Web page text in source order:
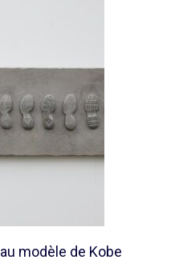
modèle de Kobe